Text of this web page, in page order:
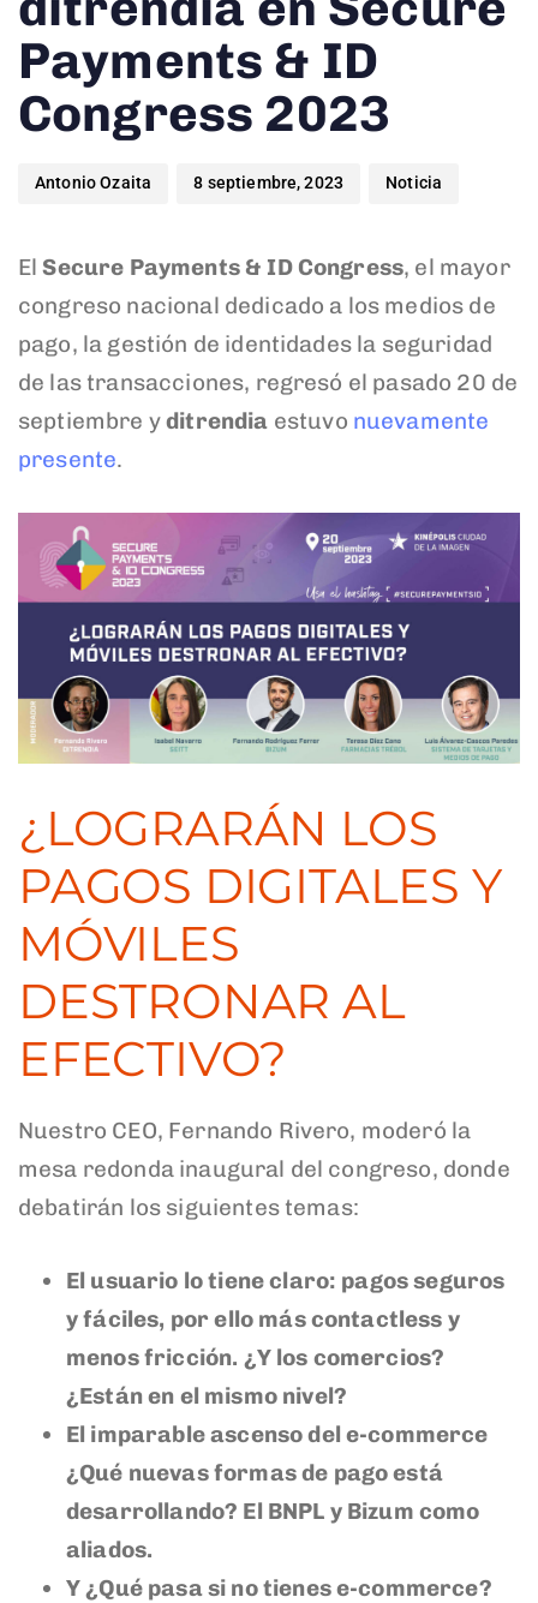
Payments & ID
Congress 2023
Antonio Ozaita 8 septiembre, 2023 Noticia
ElSecure Payments & ID Congress, el mayor
congreso nacional dedicado a los medios de
pago, la gestión de identidades la seguridad
de las transacciones, regresó el pasado 20 de
septiembre yditrendia estuvo nuevamente
presente.
¿LOGRARÁN LOS
PAGOS DIGITALES Y
MÓVILES
DESTRONAR AL
EFECTIVO?
Nuestro CEO, Fernando Rivero, moderó la
mesa redonda inaugural del congreso, donde
debatirán los siguientes temas:
El usuario lo tiene claro: pagos seguros
y fáciles, por ello más contactless y
menos fricción. ¿Y los comercios?
¿Están en el mismo nivel?
El imparable ascenso del e-commerce
¿Qué nuevas formas de pago está
desarrollando? El BNPL y Bizum como
aliados.
Y ¿Qué pasa si no tienes e-commerce?